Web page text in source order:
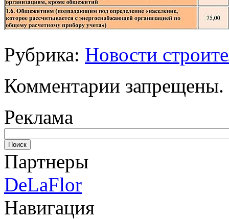
Рубрика: Новости
Комментарии запрещены.
Реклама
Партнеры
DeLaFlor
Навигация